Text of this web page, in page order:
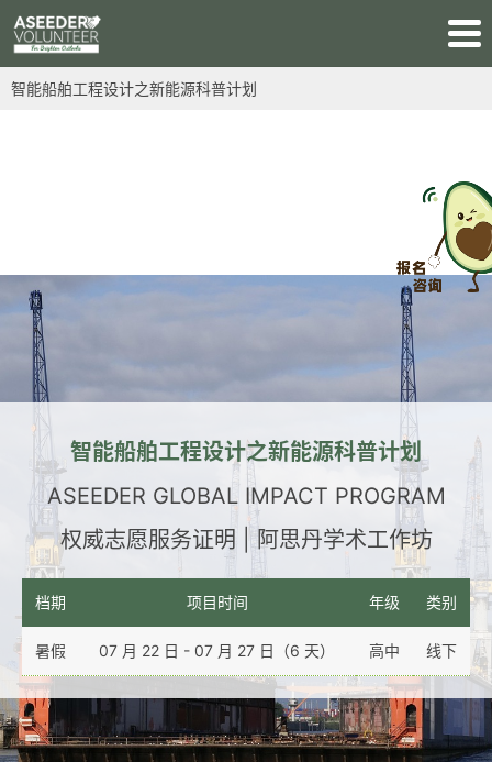
智能船舶工程设计之新能源科普计划
可持续影响力
智能船舶工程设计之新能源科普计划
ASEEDER GLOBAL IMPACT PROGRAM
权威志愿服务证明 | 阿思丹学术工作坊
档期 项目时间 年级 类别
暑假 07 月 22 日 - 07 月 27 日（6 天） 高中 线下